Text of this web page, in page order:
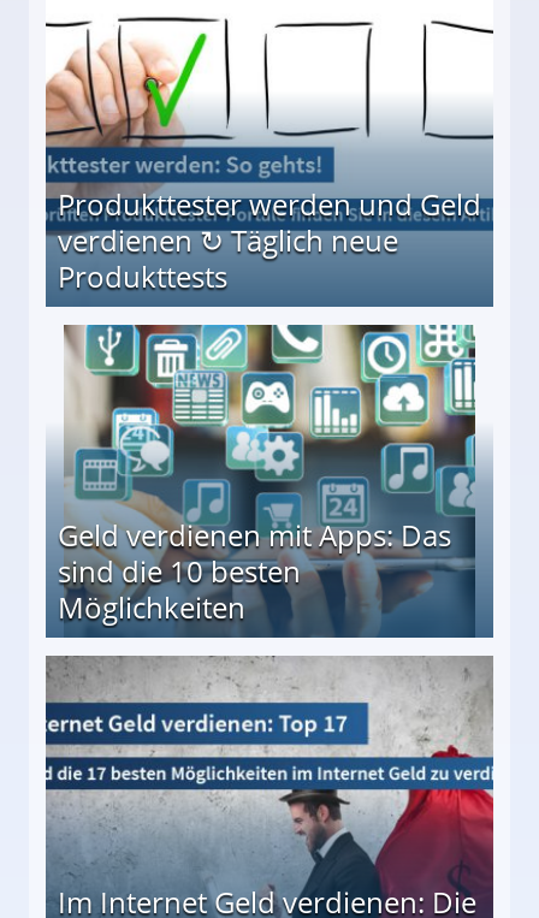
Produkttester werden und Geld
verdienen ↻ Täglich neue
Produkttests
↻ Täglich neue Produkttests
Geld verdienen mit Apps: Das
sind die 10 besten
Möglichkeiten
besten Möglichkeiten
Im Internet Geld verdienen: Die